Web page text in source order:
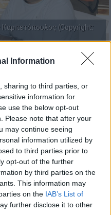
Information
sharing to third parties, or
information for
use the below opt-out
Please note that after your
may continue seeing
information utilized by
to third parties prior to
opt-out of the further
by third parties on the
This information may
on the IAB’s List of
further disclose it to other
(Copyright:
στη
μετακλητός
την «Αθλητική
και στον
τονΑντώνη
μέσα από το
στο
απαντήσει στις
του στην ΕΡΤ.